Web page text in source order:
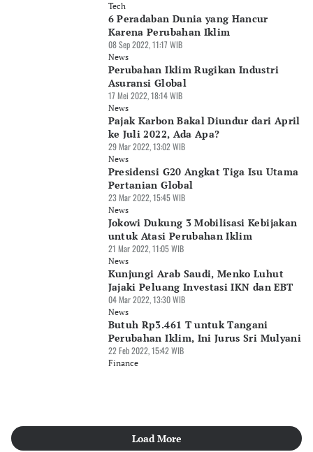
Tech
6 Peradaban Dunia yang Hancur
Karena Perubahan Iklim
08 Sep 2022, 11:17 WIB
News
Perubahan Iklim Rugikan Industri
Asuransi Global
17 Mei 2022, 18:14 WIB
News
Pajak Karbon Bakal Diundur dari April
ke Juli 2022, Ada Apa?
29 Mar 2022, 13:02 WIB
News
Presidensi G20 Angkat Tiga Isu Utama
Pertanian Global
23 Mar 2022, 15:45 WIB
News
Jokowi Dukung 3 Mobilisasi Kebijakan
untuk Atasi Perubahan Iklim
21 Mar 2022, 11:05 WIB
News
Kunjungi Arab Saudi, Menko Luhut
Jajaki Peluang Investasi IKN dan EBT
04 Mar 2022, 13:30 WIB
News
Butuh Rp3.461 T untuk Tangani
Perubahan Iklim, Ini Jurus Sri Mulyani
22 Feb 2022, 15:42 WIB
Finance
Load More